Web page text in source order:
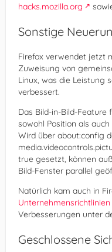
hacks.mozilla.org
Sonstige
Firefox verwendet jetzt
Zuweisung von
Linux, was die Leistung
verbessert.
Das Bild-in-Bild-
sowohl Position als
Wird über about:config
true gesetzt, können
Bild-Fenster parallel
Natürlich kam auch in
Unternehmensrichtlinien
Verbesserungen unter
Geschlossene